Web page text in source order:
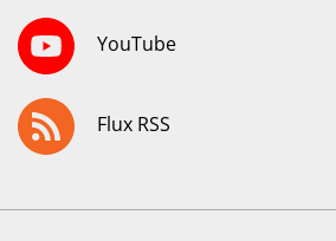
YouTube
Flux RSS